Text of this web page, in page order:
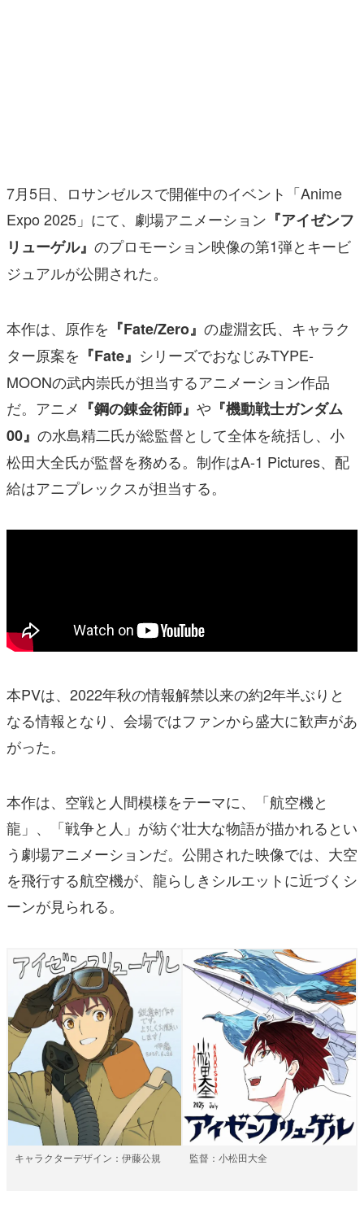
その他
電ファミニコゲーマーとは？
運営：株式会社マレ
7月5日、ロサンゼルスで開催中のイベント「Anime
Expo 2025」にて、劇場アニメーション 『アイゼンフ
リューゲル』 のプロモーション映像の第1弾とキービ
ジュアルが公開された。
本作は、原作を 『Fate/Zero』 の虚淵玄氏、キャラク
ター原案を 『Fate』 シリーズでおなじみTYPE-
MOONの武内崇氏が担当するアニメーション作品
だ。アニメ 『鋼の錬金術師』 や 『機動戦士ガンダム
00』 の水島精二氏が総監督として全体を統括し、小
松田大全氏が監督を務める。制作はA-1 Pictures、配
給はアニプレックスが担当する。
本PVは、2022年秋の情報解禁以来の約2年半ぶりと
なる情報となり、会場ではファンから盛大に歓声があ
がった。
本作は、空戦と人間模様をテーマに、「航空機と
龍」、「戦争と人」が紡ぐ壮大な物語が描かれるとい
う劇場アニメーションだ。公開された映像では、大空
を飛行する航空機が、龍らしきシルエットに近づくシ
ーンが見られる。
キャラクターデザイン：伊藤公規 監督：小松田大全